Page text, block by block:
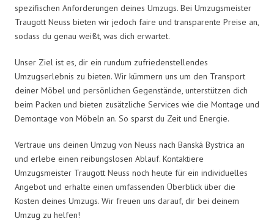
spezifischen Anforderungen deines Umzugs. Bei Umzugsmeister
Traugott Neuss bieten wir jedoch faire und transparente Preise an,
sodass du genau weißt, was dich erwartet.
Unser Ziel ist es, dir ein rundum zufriedenstellendes
Umzugserlebnis zu bieten. Wir kümmern uns um den Transport
deiner Möbel und persönlichen Gegenstände, unterstützen dich
beim Packen und bieten zusätzliche Services wie die Montage und
Demontage von Möbeln an. So sparst du Zeit und Energie.
Vertraue uns deinen Umzug von Neuss nach Banská Bystrica an
und erlebe einen reibungslosen Ablauf. Kontaktiere
Umzugsmeister Traugott Neuss noch heute für ein individuelles
Angebot und erhalte einen umfassenden Überblick über die
Kosten deines Umzugs. Wir freuen uns darauf, dir bei deinem
Umzug zu helfen!